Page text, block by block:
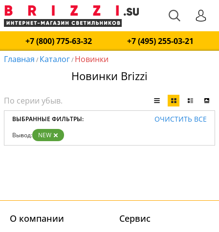
+7 (800) 775-63-32
+7 (495) 255-03-21
Главная / Каталог/ Новинки
Новинки Brizzi
ВЫБРАННЫЕ ФИЛЬТРЫ: ОЧИСТИТЬ ВСЕ
Вывод: NEW
О компании Cервис